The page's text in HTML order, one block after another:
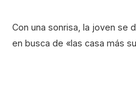
Con una sonrisa, la joven se
en busca de «las casa más